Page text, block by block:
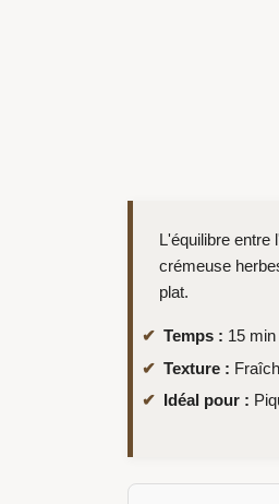
L'équilibre entre
crémeuse
plat.
Temps : 15
Texture :
Idéal pour :